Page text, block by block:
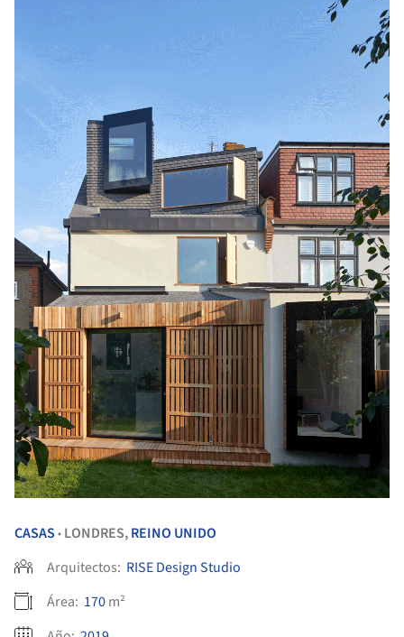
CASAS • LONDRES,REINO UNIDO
Arquitectos: RISE Design Studio
Área: 170m²